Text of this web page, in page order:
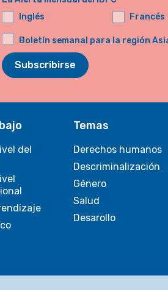
Inglés
Francés
Boletín semanal para la región
Subscribirse
del
Temas
Derechos humanos
Descriminalización
Género
Salud
Desarollo